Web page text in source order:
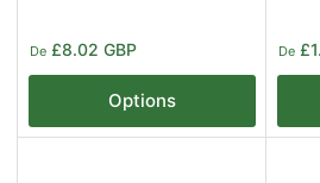
Prix
De £8.02 GBP
Options
Prix
De